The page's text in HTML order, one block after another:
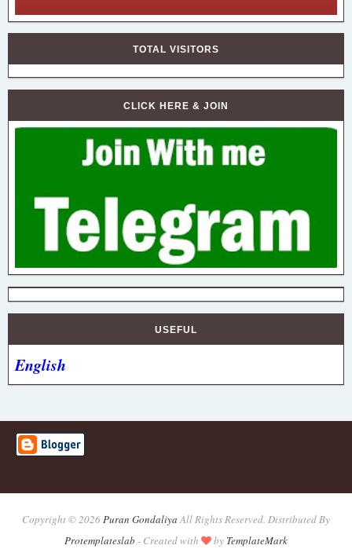
TOTAL VISITORS
CLICK HERE & JOIN
USEFUL
English
Copyright ©2026 Puran GondaliyaAll Rights Reserved. Distributed By
Protemplateslab - Created with by TemplateMark